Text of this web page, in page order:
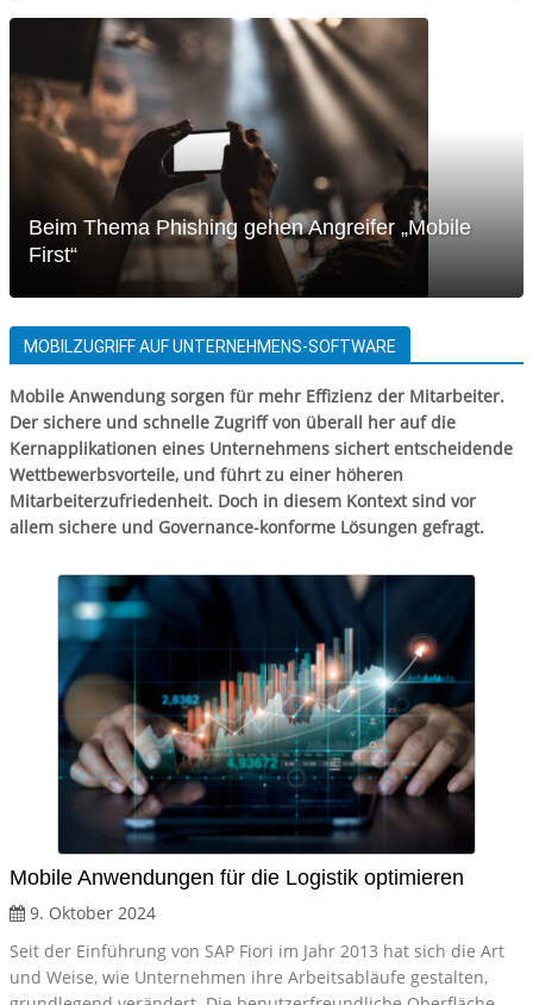
Beim Thema Phishing gehen Angreifer „Mobile
First“
MOBILZUGRIFF AUF UNTERNEHMENS-SOFTWARE
Mobile Anwendung sorgen für mehr Effizienz der Mitarbeiter.
Der sichere und schnelle Zugriff von überall her auf die
Kernapplikationen eines Unternehmens sichert entscheidende
Wettbewerbsvorteile, und führt zu einer höheren
Mitarbeiterzufriedenheit. Doch in diesem Kontext sind vor
allem sichere und Governance-konforme Lösungen gefragt.
Mobile Anwendungen für die Logistik optimieren
9. Oktober 2024
Seit der Einführung von SAP Fiori im Jahr 2013 hat sich die Art
und Weise, wie Unternehmen ihre Arbeitsabläufe gestalten,